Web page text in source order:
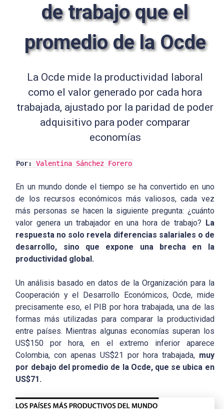
de trabajo que el
promedio de la Ocde
La Ocde mide la productividad laboral
como el valor generado por cada hora
trabajada, ajustado por la paridad de poder
adquisitivo para poder comparar
economías
Por: Valentina Sánchez Forero
En un mundo donde el tiempo se ha convertido en uno
de los recursos económicos más valiosos, cada vez
más personas se hacen la siguiente pregunta: ¿cuánto
valor genera un trabajador en una hora de trabajo? La
respuesta no solo revela diferencias salariales o de
desarrollo, sino que expone una brecha en la
productividad global.
Un análisis basado en datos de la Organización para la
Cooperación y el Desarrollo Económicos, Ocde, mide
precisamente eso, el PIB por hora trabajada, una de las
formas más utilizadas para comparar la productividad
entre países. Mientras algunas economías superan los
US$150 por hora, en el extremo inferior aparece
Colombia, con apenas US$21 por hora trabajada, muy
por debajo del promedio de la Ocde, que se ubica en
US$71.